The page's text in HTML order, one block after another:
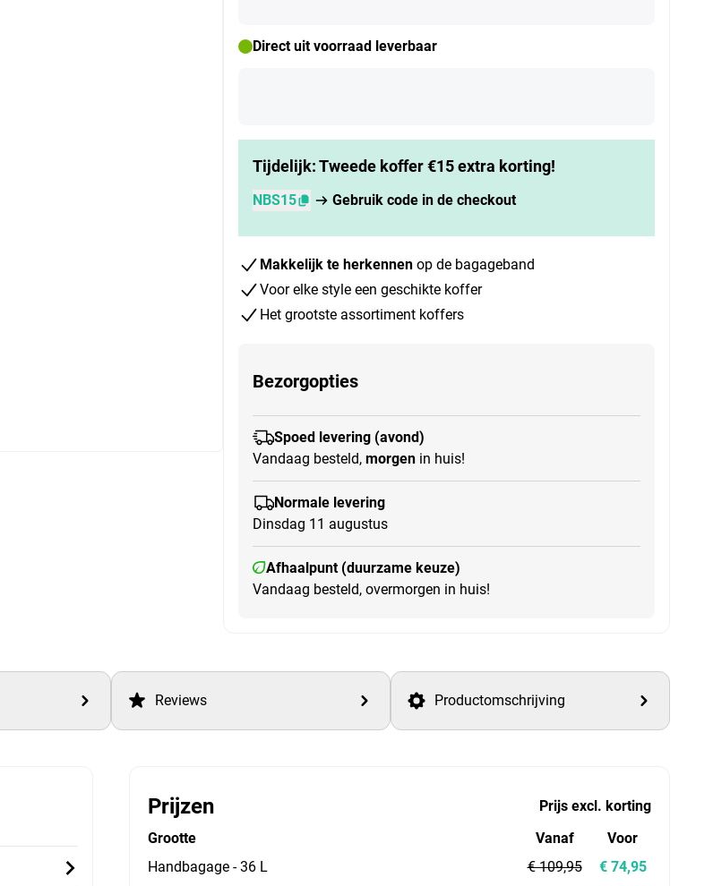
Direct uit voorraad leverbaar
Tijdelijk: Tweede koffer €15 extra korting!
NBS15 Gebruik code in de checkout
Makkelijk te herkennenop de bagageband
Voor elke style een geschikte koffer
Het grootste assortiment koffers
Bezorgopties
Spoed levering (avond)
Vandaag besteld, morgenin huis!
Normale levering
Dinsdag 11 augustus
Afhaalpunt (duurzame keuze)
Vandaag besteld, overmorgen in huis!
Reviews Productomschrijving
Prijzen
Prijs excl. korting
Grootte
Handbagage - 36 L
Vanaf
€ 109,95
Voor
€ 74,95